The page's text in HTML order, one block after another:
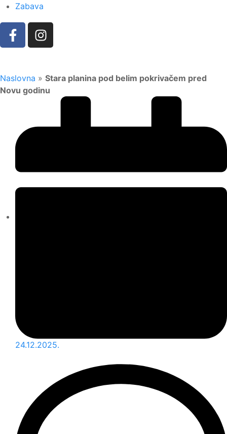
Zabava
Naslovna » Stara planina pod belim pokrivačem pred
Novu godinu
24.12.2025.